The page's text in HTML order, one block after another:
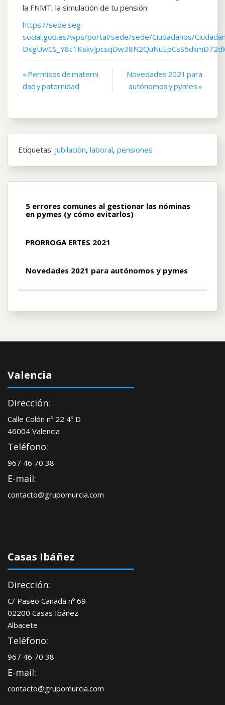
la FNMT, la simulación de tu pensión:
https://sede.seg-
social.gob.es/wps/portal/sede/sede/Ciudadanos/
Navegación
de
« Permisos de materni
dad y paternidad
Novedades 2021 para
autónomos y pymes »
Etiquetas: jubilación, laboral, pensiones
5 errores comunes al gestionar las nóminas
en pymes (y cómo evitarlos)
PRORROGA ERTES 2021
Novedades 2021 para autónomos y pymes
Valencia
Dirección:
Calle Colón nº 22 4º D
46004 Valencia
Teléfono:
967 46 70 38
E-mail:
contacto@grupomurcia.com
Casas Ibáñez
Dirección:
C/ Paseo Cañada nº 69
02200 Casas Ibáñez
Albacete
Teléfono:
967 46 70 38
E-mail:
contacto@grupomurcia.com